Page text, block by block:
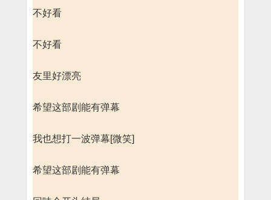
不好看
不好看
友里好漂亮
希望这部剧能有弹幕
我也想打一波弹幕[微笑]
希望这部剧能有弹幕